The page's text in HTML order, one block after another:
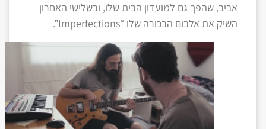
אביב, שהפך גם למועדון הבית שלו, ובשלישי האחרון
השיק את אלבום הבכורה שלו “Imperfections”.